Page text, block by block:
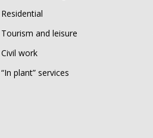
Residential
Tourism and leisure
Civil work
“In plant” services